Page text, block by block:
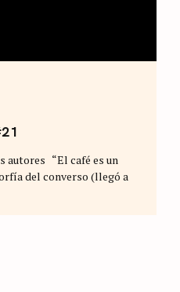
autores “El café es un
del converso (llegó a